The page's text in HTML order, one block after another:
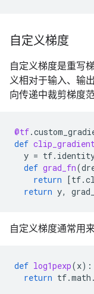
自定义梯度
自定义梯度是重写
义相对于输入、输
向传递中裁剪梯度
@tf.
def
y = tf.
def grad_fn(
return
[tf.
return y,
自定义梯度通常用
def log1pexp(x):
return tf.math .